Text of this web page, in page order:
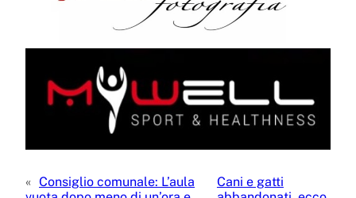
« Consiglio comunale: L’aula
Cani e gatti